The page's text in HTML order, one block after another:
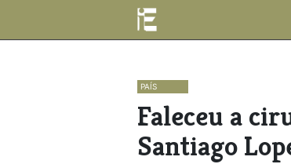
PAÍS
Faleceu a
Santiago